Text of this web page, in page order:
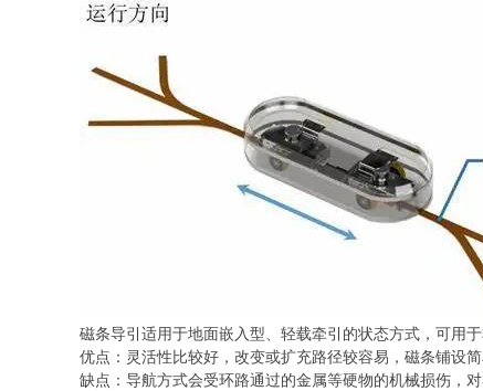
磁条导引适用于地面嵌入型、轻载牵引的状态方式，可用
优点：灵活性比较好，改变或扩充路径较容易，磁条铺设简
缺点：导航方式会受环路通过的金属等硬物的机械损伤，对